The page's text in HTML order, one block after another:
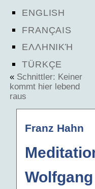
ENGLISH
FRANÇAIS
ΕΛΛΗΝΙΚΉ
TÜRKÇE
« Schnittler: Keiner
kommt hier lebend
raus
Franz Hahn